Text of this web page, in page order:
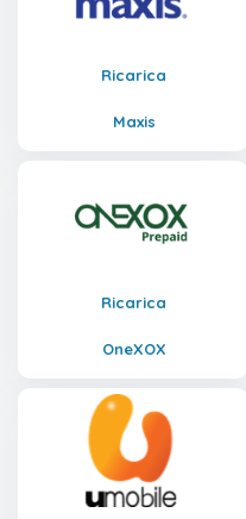
Ricarica
Maxis
Ricarica
OneXOX